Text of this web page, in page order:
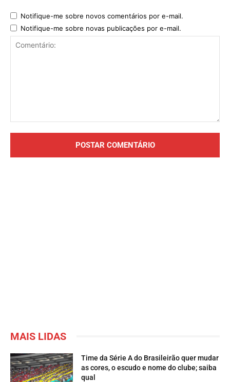
Notifique-me sobre novos comentários por e-mail.
Notifique-me sobre novas publicações por e-mail.
MAIS LIDAS
Time da Série A do Brasileirão quer mudar
as cores, o escudo e nome do clube; saiba
qual